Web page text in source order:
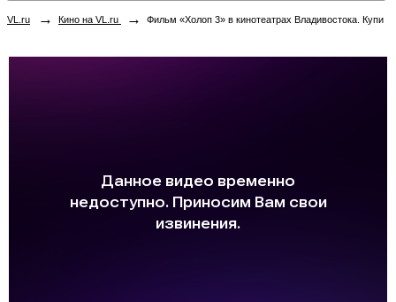
VL.ru → Кино на VL.ru → Фильм «Холоп 3» в кинотеатрах Владивостока. Купить билеты!